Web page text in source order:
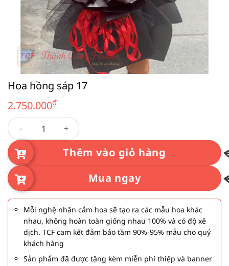
Hoa hồng sáp 17
2.750.000₫
Hoa hồng sáp 17 số lượng
Thêm vào giỏ hàng
Mua ngay
Mỗi nghệ nhân cắm hoa sẽ tạo ra các mẫu hoa khác
nhau, không hoàn toàn giống nhau 100% và có độ xê
dịch. TCF cam kết đảm bảo tầm 90%-95% mẫu cho quý
khách hàng
Sản phẩm đã được tặng kèm miễn phí thiệp và banner